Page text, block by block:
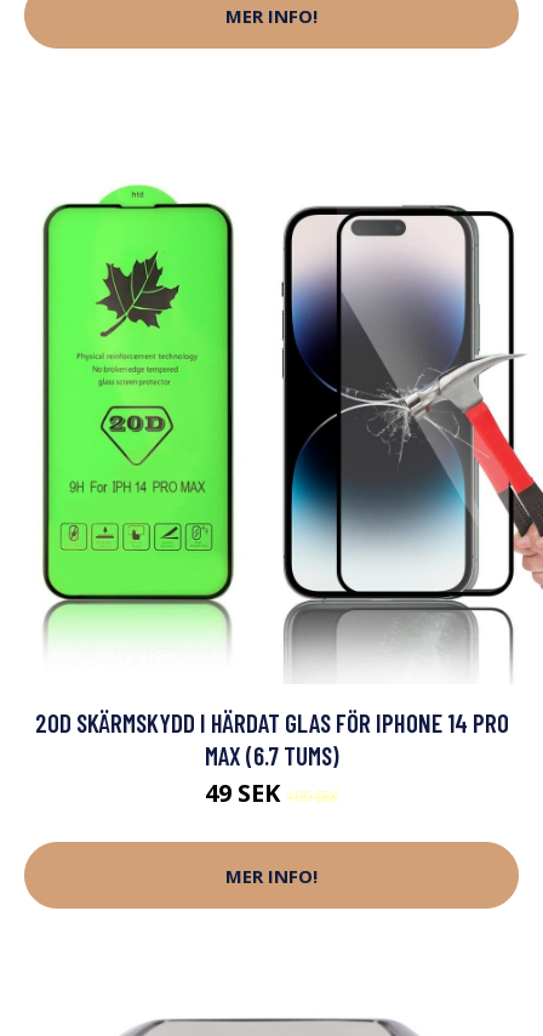
MER INFO!
20D SKÄRMSKYDD I HÄRDAT GLAS FÖR IPHONE 14 PRO
MAX (6.7 TUMS)
49 SEK 199 SEK
MER INFO!